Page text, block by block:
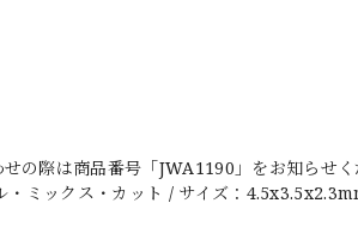
の際は商品番号「JWA1190」をお知らせく
ミックス・カット / サイズ：